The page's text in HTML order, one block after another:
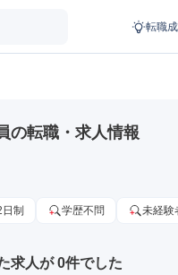
転職
の転職・求人情報
制 学歴不問 未経験
求人が 0件でした